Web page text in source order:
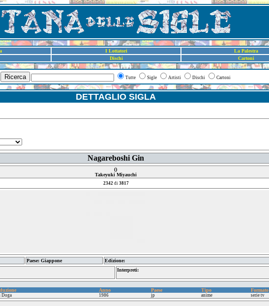
I Lottatori La Palestra
Dischi Cartoni
Ricerca Tutte Sigle Artisti Dischi Cartoni
DETTAGLIO SIGLA
Nagareboshi Gin
()
Takeyuki Miyauchi
2342di 3817
Paese: Giappone Edizione:
Interpreti:
Anno Paese Tipo Formato
Doga 1986 jp anime serie tv